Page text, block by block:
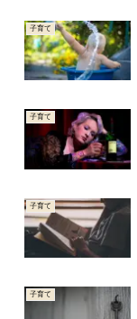
子育て
子育て
子育て
子育て